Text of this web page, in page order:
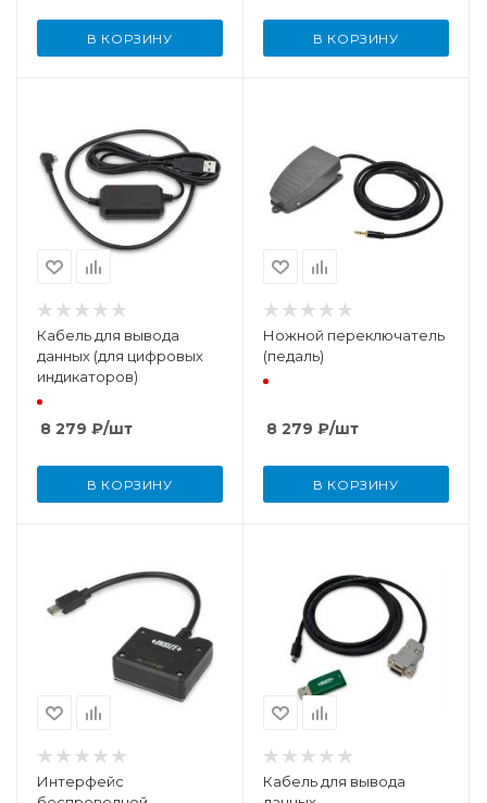
В КОРЗИНУ В КОРЗИНУ
Кабель для вывода
данных (для цифровых
индикаторов)
8 279 ₽/шт
В КОРЗИНУ
Ножной переключатель
(педаль)
8 279 ₽/шт
В КОРЗИНУ
Интерфейс
Кабель для вывода